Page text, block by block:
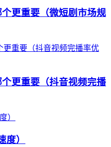
更重要（微短剧市场规
更重要（抖音视频完播
度）